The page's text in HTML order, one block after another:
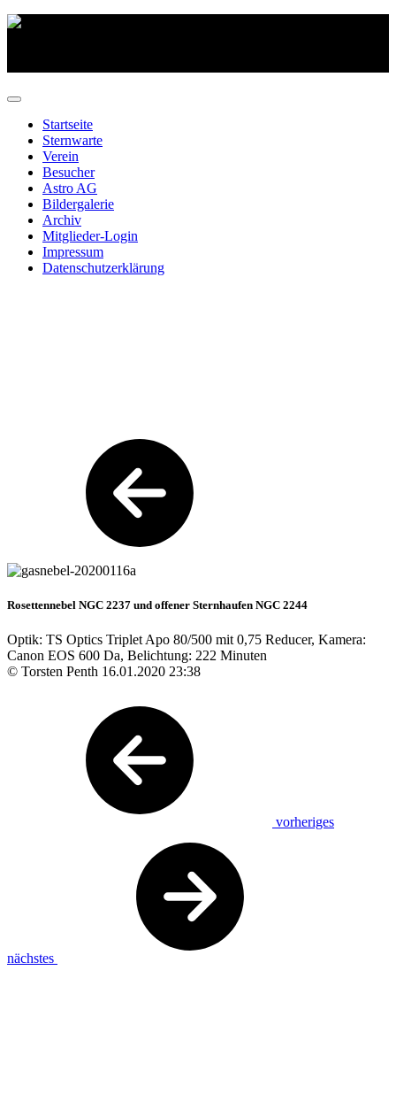
Startseite
Sternwarte
Verein
Besucher
Astro AG
Bildergalerie
Archiv
Mitglieder-Login
Impressum
Datenschutzerklärung
Rosettennebel NGC 2237 und offener Sternhaufen NGC 2244
Optik: TS Optics Triplet Apo 80/500 mit 0,75 Reducer, Kamera:
Canon EOS 600 Da, Belichtung: 222 Minuten
© Torsten Penth 16.01.2020 23:38
vorheriges
nächstes